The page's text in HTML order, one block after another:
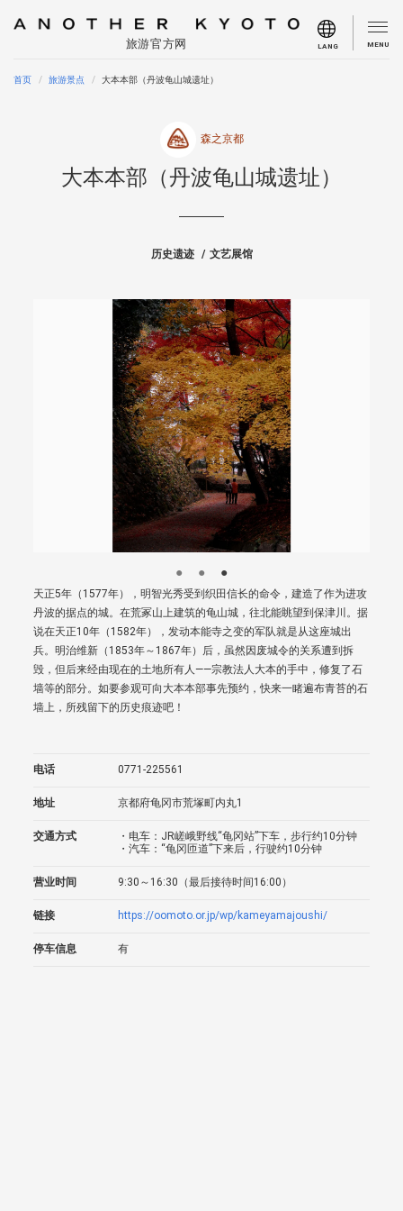
旅游官方网 LANG MENU
首页 旅游景点 大本本部（丹波龟山城遗址）
森之京都
大本本部（丹波龟山城遗址）
历史遗迹 文艺展馆
天正5年（1577年），明智光秀受到织田信长的命令，建造了作为进攻
丹波的据点的城。在荒冢山上建筑的龟山城，往北能眺望到保津川。据
说在天正10年（1582年），发动本能寺之变的军队就是从这座城出
兵。明治维新（1853年～1867年）后，虽然因废城令的关系遭到拆
毁，但后来经由现在的土地所有人——宗教法人大本的手中，修复了石
墙等的部分。如要参观可向大本本部事先预约，快来一睹遍布青苔的石
墙上，所残留下的历史痕迹吧！
电话 0771-225561
地址 京都府龟冈市荒塚町内丸1
交通方式
・电车：JR嵯峨野线“龟冈站”下车，步行约10分钟
・汽车：“龟冈匝道”下来后，行驶约10分钟
营业时间 9:30～16:30（最后接待时间16:00）
链接 https://oomoto.or.jp/wp/kameyamajoushi/
停车信息 有